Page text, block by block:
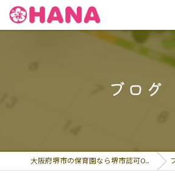
ブログ
大阪府堺市の保育園なら堺市認可OHANA保育園 ブ